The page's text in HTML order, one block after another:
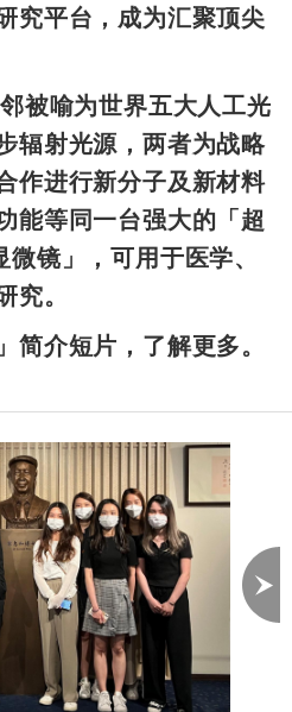
究平台，成为汇聚顶尖
被喻为世界五大人工光
辐射光源，两者为战略
作进行新分子及新材料
能等同一台强大的「超
镜」，可用于医学、
究。
简介短片，了解更多。